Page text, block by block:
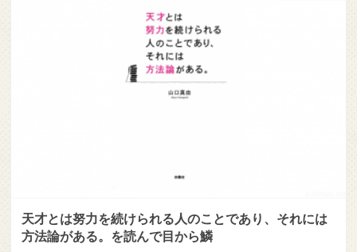
天才とは努力を続けられる人のことであり、それには
方法論がある。を読んで目から鱗